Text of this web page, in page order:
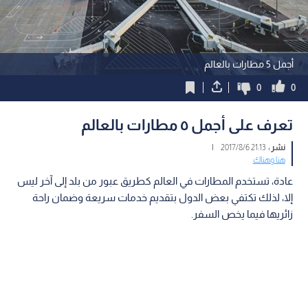
أجمل 5 مطارات بالعالم
0
0
تعرف على أجمل ٥ مطارات بالعالم
نشر :21:13 2017/8/6
|
هنا وهناك
عادة، تستخدم المطارات في العالم كطريق عبور من بلد إلى آخر ليس
إلا، لذلك تكتفي بعض الدول بتقديم خدمات سريعة وضمان راحة
زائريها فيما يخص السفر.